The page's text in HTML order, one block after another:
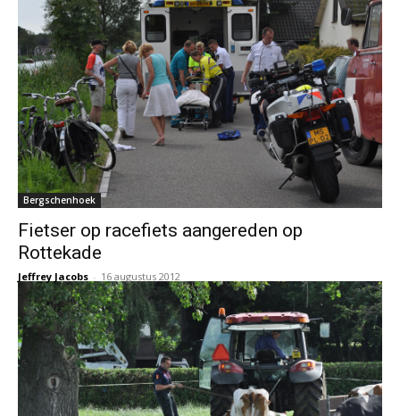
Bergschenhoek
Fietser op racefiets aangereden op
Rottekade
Jeffrey Jacobs - 16 augustus 2012